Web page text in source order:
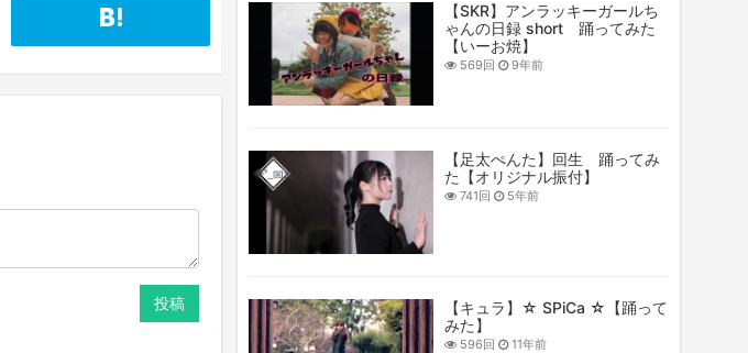
【SKR】アンラッキーガールち
ゃんの日録 short 踊ってみた
【いーお焼】
569回 9年前
【足太ぺんた】回生 踊ってみ
た【オリジナル振付】
741回 5年前
【キュラ】☆ SPiCa ☆【踊って
みた】
596回 11年前
投稿